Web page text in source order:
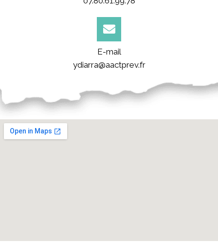
E-mail
ydiarra@aactprev.fr